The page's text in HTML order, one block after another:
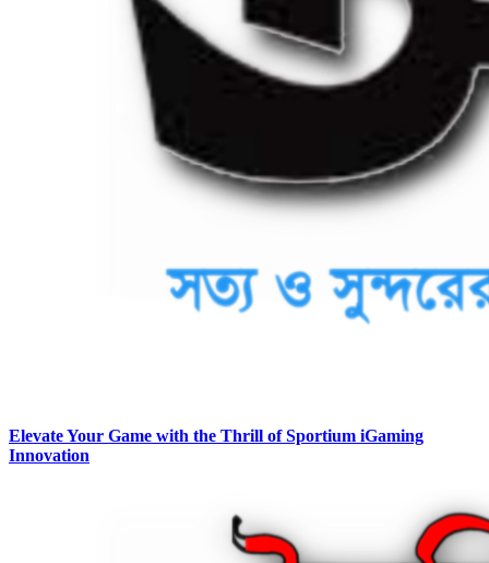
Elevate Your Game with the Thrill of Sportium iGaming
Innovation